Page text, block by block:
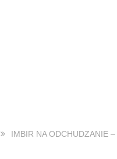
IMBIR NA ODCHUDZANIE